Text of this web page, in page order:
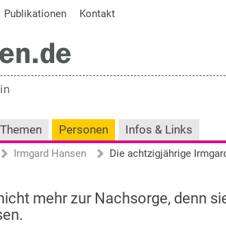
Publikationen Kontakt
Themen Personen Infos & Links
Irmgard Hansen
mehr zur Nachsorge, denn